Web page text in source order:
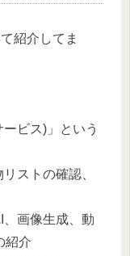
紹介してま
ビス)」という
ストの確認、
、画像生成、動
紹介